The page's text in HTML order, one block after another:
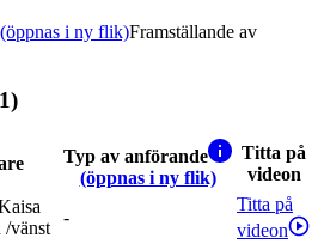
(öppnas i ny flik)Framställande av
Typ av anförande
(öppnas i ny flik)
Titta på
videon
/vänst
-
Titta på
videon